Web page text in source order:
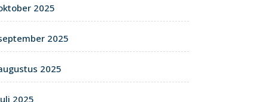
2025
2025
2025
2025